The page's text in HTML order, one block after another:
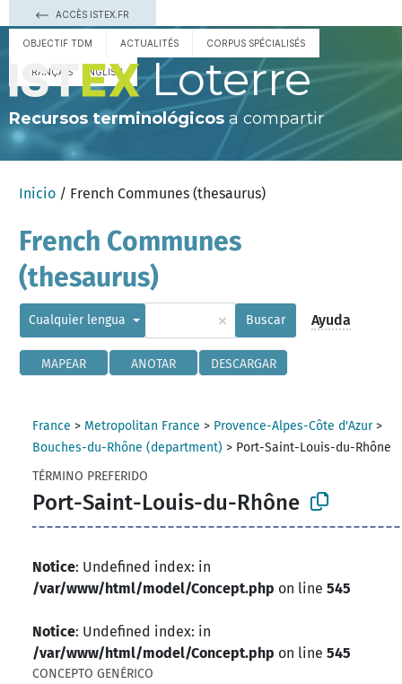
ACCÈS ISTEX.FR
OBJECTIF TDM ACTUALITÉS CORPUS SPÉCIALISÉS
FRANÇAIS ENGLISH Loterre
Recursos terminológicos a compartir
Inicio / French Communes (thesaurus)
French Communes
(thesaurus)
Cualquier lengua × Buscar Ayuda
MAPEAR ANOTAR DESCARGAR
France > Metropolitan France > Provence-Alpes-Côte d'Azur>
Bouches-du-Rhône (department) > Port-Saint-Louis-du-Rhône
TÉRMINO PREFERIDO
Port-Saint-Louis-du-Rhône
Notice: Undefined index: in
/var/www/html/model/Concept.php on line545
Notice: Undefined index: in
/var/www/html/model/Concept.php on line545
CONCEPTO GENÉRICO